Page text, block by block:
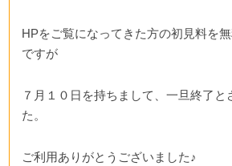
HPをご覧になってきた方の初見料を
ですが
７月１０日を持ちまして、一旦終了と
た。
ご利用ありがとうございました♪